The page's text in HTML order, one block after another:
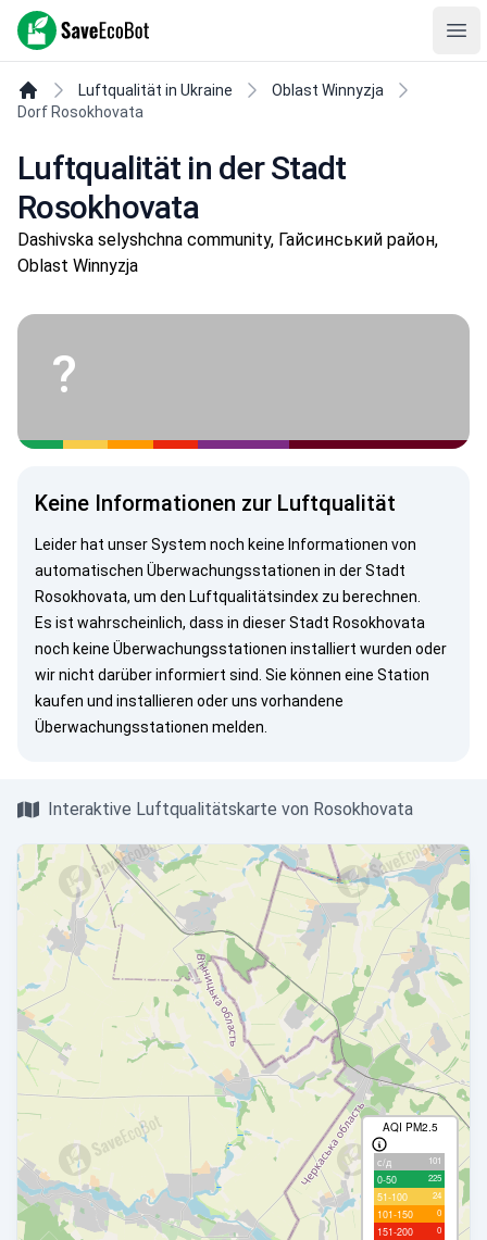
SaveEcoBot
Luftqualität in Ukraine
Oblast Winnyzja
Dorf Rosokhovata
Luftqualität in der Stadt
Rosokhovata
Dashivska selyshchna community, Гайсинський район,
Oblast Winnyzja
?
Keine Informationen zur Luftqualität
Leider hat unser System noch keine Informationen von
automatischen Überwachungsstationen in der Stadt
Rosokhovata, um den Luftqualitätsindex zu berechnen.
Es ist wahrscheinlich, dass in dieser Stadt Rosokhovata
noch keine Überwachungsstationen installiert wurden oder
wir nicht darüber informiert sind. Sie können eine Station
kaufen und installieren oder uns vorhandene
Überwachungsstationen melden.
Interaktive Luftqualitätskarte von Rosokhovata
AQI PM2.5
с/д 101
0-50 225
51-100 24
101-150 0
151-200 0